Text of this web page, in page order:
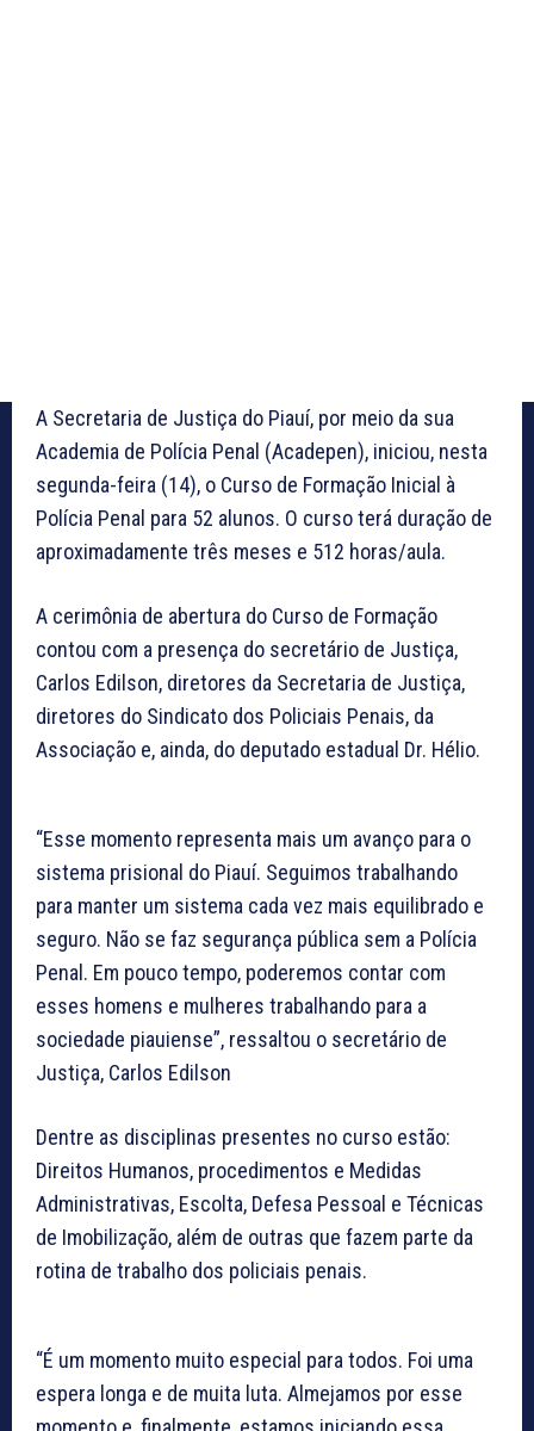
A Secretaria de Justiça do Piauí, por meio da sua
Academia de Polícia Penal (Acadepen), iniciou, nesta
segunda-feira (14), o Curso de Formação Inicial à
Polícia Penal para 52 alunos. O curso terá duração de
aproximadamente três meses e 512 horas/aula.
A cerimônia de abertura do Curso de Formação
contou com a presença do secretário de Justiça,
Carlos Edilson, diretores da Secretaria de Justiça,
diretores do Sindicato dos Policiais Penais, da
Associação e, ainda, do deputado estadual Dr. Hélio.
“Esse momento representa mais um avanço para o
sistema prisional do Piauí. Seguimos trabalhando
para manter um sistema cada vez mais equilibrado e
seguro. Não se faz segurança pública sem a Polícia
Penal. Em pouco tempo, poderemos contar com
esses homens e mulheres trabalhando para a
sociedade piauiense”, ressaltou o secretário de
Justiça, Carlos Edilson
Dentre as disciplinas presentes no curso estão:
Direitos Humanos, procedimentos e Medidas
Administrativas, Escolta, Defesa Pessoal e Técnicas
de Imobilização, além de outras que fazem parte da
rotina de trabalho dos policiais penais.
“É um momento muito especial para todos. Foi uma
espera longa e de muita luta. Almejamos por esse